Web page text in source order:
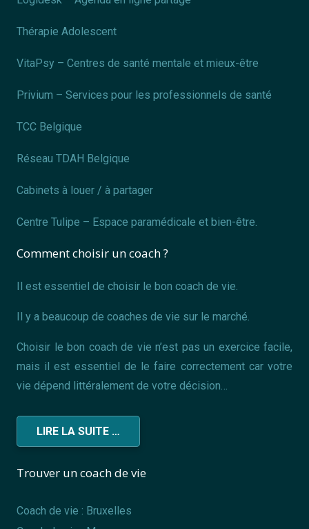
Thérapie Adolescent
VitaPsy – Centres de santé mentale et mieux-être
Privium – Services pour les professionnels de santé
TCC Belgique
Réseau TDAH Belgique
Cabinets à louer / à partager
Centre Tulipe – Espace paramédicale et bien-être.
Comment choisir un coach ?
Il est essentiel de choisir le bon coach de vie.
Il y a beaucoup de coaches de vie sur le marché.
Choisir le bon coach de vie n’est pas un exercice facile,
mais il est essentiel de le faire correctement car votre
vie dépend littéralement de votre décision…
LIRE LA SUITE …
Trouver un coach de vie
Coach de vie : Bruxelles